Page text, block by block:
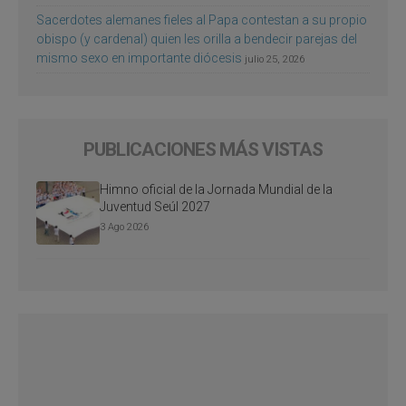
Sacerdotes alemanes fieles al Papa contestan a su propio
obispo (y cardenal) quien les orilla a bendecir parejas del
mismo sexo en importante diócesis julio 25, 2026
PUBLICACIONES MÁS VISTAS
Himno oficial de la Jornada Mundial de la
Juventud Seúl 2027
3 Ago 2026